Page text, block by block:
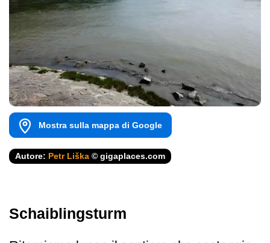
Mostra sulla mappa di Google
Autore: Petr Liška © gigaplaces.com
Schaiblingsturm